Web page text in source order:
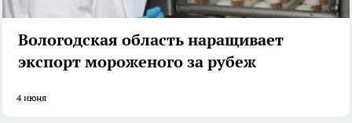
Вологодская область наращивает
экспорт мороженого за рубеж
4 июня